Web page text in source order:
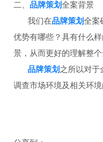
二、 品牌策划全案背景
我们在品牌策划全案
优势有哪些？具有什么
景，从而更好的理解整个
品牌策划 之所以对于
调查市场环境及相关环